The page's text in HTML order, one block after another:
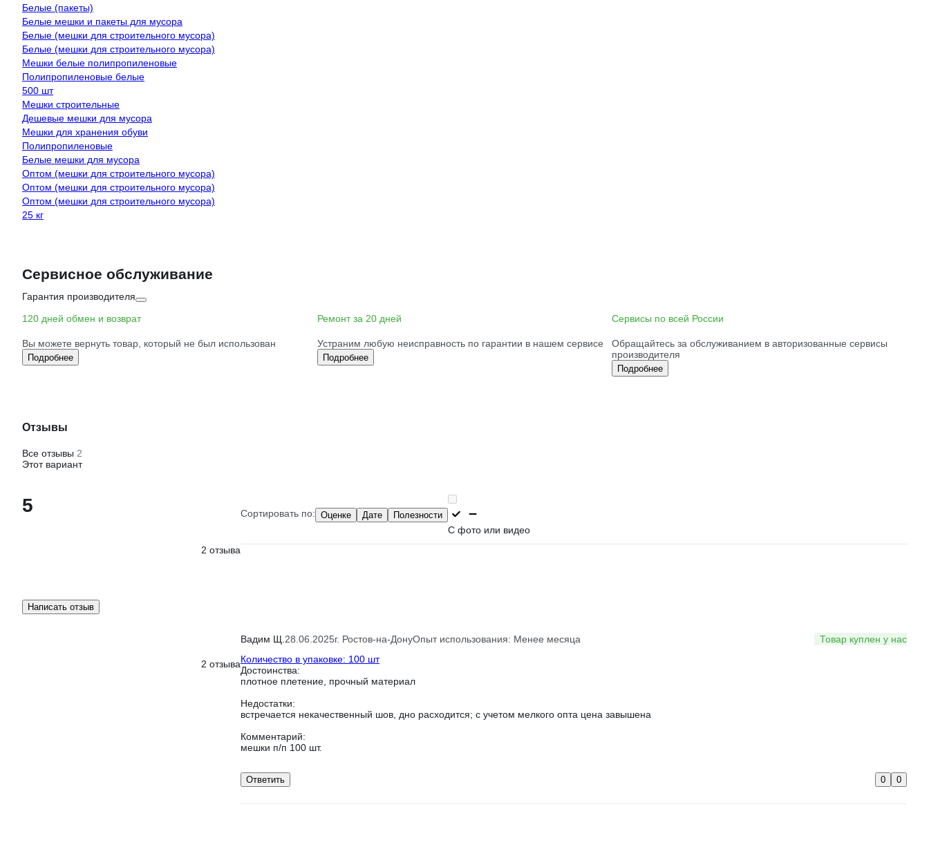
Белые (пакеты)
Белые мешки и пакеты для мусора
Белые (мешки для строительного мусора)
Белые (мешки для строительного мусора)
Мешки белые полипропиленовые
Полипропиленовые белые
500 шт
Мешки строительные
Дешевые мешки для мусора
Мешки для хранения обуви
Полипропиленовые
Белые мешки для мусора
Оптом (мешки для строительного мусора)
Оптом (мешки для строительного мусора)
Оптом (мешки для строительного мусора)
25 кг
Сервисное обслуживание
Гарантия производителя
120 дней обмен и возврат
Вы можете вернуть товар, который не был использован
Подробнее
Ремонт за 20 дней
Устраним любую неисправность по гарантии в нашем сервисе
Подробнее
Сервисы по всей России
Обращайтесь за обслуживанием в авторизованные сервисы
производителя
Подробнее
Отзывы
Все отзывы 2
Этот вариант
5
2 отзыва
Написать отзыв
2 отзыва
Сортировать по: Оценке Дате Полезности
С фото или видео
Вадим Щ. 28.06.2025г. Ростов-на-ДонуОпыт использования: Менее месяца
Товар куплен у нас
Количество в упаковке: 100 шт
Достоинства:
плотное плетение, прочный материал
Недостатки:
встречается некачественный шов, дно расходится; с учетом мелкого опта цена завышена
Комментарий:
мешки п/п 100 шт.
Ответить 0 0